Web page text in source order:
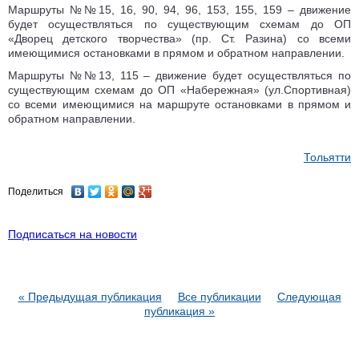
Маршруты №№15, 16, 90, 94, 96, 153, 155, 159 – движение
будет осуществляться по существующим схемам до ОП
«Дворец детского творчества» (пр. Ст. Разина) со всеми
имеющимися остановками в прямом и обратном направлении.
Маршруты №№13, 115 – движение будет осуществляться по
существующим схемам до ОП «Набережная» (ул.Спортивная)
со всеми имеющимися на маршруте остановками в прямом и
обратном направлении.
Тольятти
Поделиться
Подписаться на новости
« Предыдущая публикация Все публикации
Следующая
публикация »